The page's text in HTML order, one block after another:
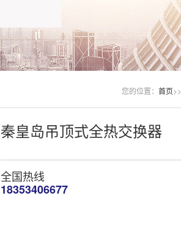
您的位置： 首页>>
秦皇岛吊顶式全热交换器
全国热线
18353406677